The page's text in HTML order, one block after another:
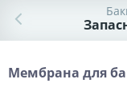
Мембрана для